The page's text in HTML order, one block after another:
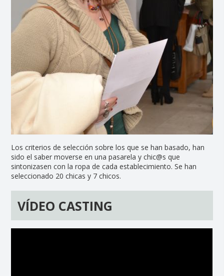
Los criterios de selección sobre los que se han basado, han
sido el saber moverse en una pasarela y chic@s que
sintonizasen con la ropa de cada establecimiento. Se han
seleccionado 20 chicas y 7 chicos.
VÍDEO CASTING